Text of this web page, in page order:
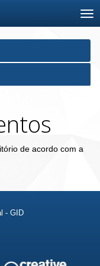
de acordo com a
- GID